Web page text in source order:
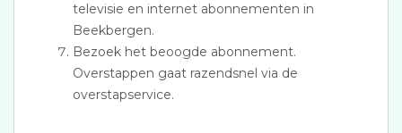
televisie en internet abonnementen in
Beekbergen.
Bezoek het beoogde abonnement.
Overstappen gaat razendsnel via de
overstapservice.